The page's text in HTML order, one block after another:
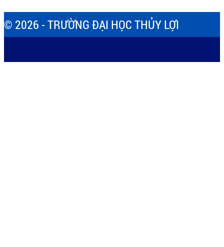
© 2026 - TRƯỜNG ĐẠI HỌC THỦY LỢI